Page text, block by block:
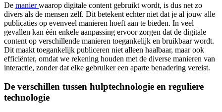
De manierwaarop digitale content gebruikt wordt, is dus net zo
divers als de mensen zelf. Dit betekent echter niet dat je al jouw alle
publicaties op evenveel manieren hoeft aan te bieden. In veel
gevallen kan één enkele aanpassing ervoor zorgen dat de digitale
content op verschillende manieren toegankelijk en bruikbaar wordt.
Dit maakt toegankelijk publiceren niet alleen haalbaar, maar ook
efficiënter, omdat we rekening houden met de diverse manieren van
interactie, zonder dat elke gebruiker een aparte benadering vereist.
De verschillen tussen hulptechnologie en reguliere
technologie